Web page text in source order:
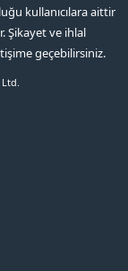
kullanıcılara aittir
Şikayet ve ihlal
geçebilirsiniz.